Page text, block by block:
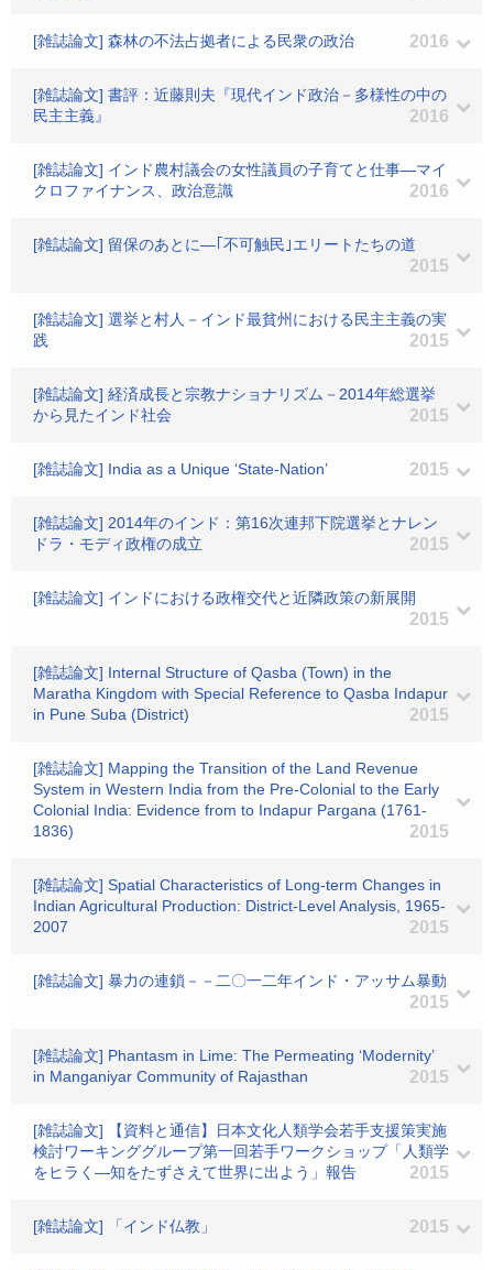
[雑誌論文] 森林の不法占拠者による民衆の政治 2016
[雑誌論文] 書評：近藤則夫『現代インド政治－多様性の中の
民主主義』
2016
[雑誌論文] インド農村議会の女性議員の子育てと仕事―マイ
クロファイナンス、政治意識
2016
[雑誌論文] 留保のあとに―｢不可触民｣エリートたちの道
2015
[雑誌論文] 選挙と村人－インド最貧州における民主主義の実
践
2015
[雑誌論文] 経済成長と宗教ナショナリズム－2014年総選挙
から見たインド社会
2015
[雑誌論文] India as a Unique ‘State-Nation’ 2015
[雑誌論文] 2014年のインド：第16次連邦下院選挙とナレン
ドラ・モディ政権の成立
2015
[雑誌論文] インドにおける政権交代と近隣政策の新展開
2015
[雑誌論文] Internal Structure of Qasba (Town) in the
Maratha Kingdom with Special Reference to Qasba Indapur
in Pune Suba (District)
2015
[雑誌論文] Mapping the Transition of the Land Revenue
System in Western India from the Pre-Colonial to the Early
Colonial India: Evidence from to Indapur Pargana (1761-
1836)
2015
[雑誌論文] Spatial Characteristics of Long-term Changes in
Indian Agricultural Production: District-Level Analysis, 1965-
2007
2015
[雑誌論文] 暴力の連鎖－－二〇一二年インド・アッサム暴動
2015
[雑誌論文] Phantasm in Lime: The Permeating ‘Modernity’
in Manganiyar Community of Rajasthan
2015
[雑誌論文] 【資料と通信】日本文化人類学会若手支援策実施
検討ワーキンググループ第一回若手ワークショップ「人類学
をヒラく―知をたずさえて世界に出よう」報告
2015
[雑誌論文] 「インド仏教」 2015